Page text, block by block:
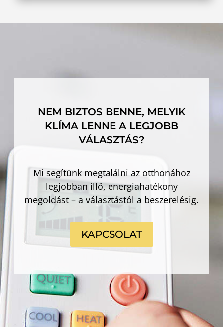
NEM BIZTOS BENNE, MELYIK
KLÍMA LENNE A LEGJOBB
VÁLASZTÁS?
Mi segítünk megtalálni az otthonához
legjobban illő, energiahatékony
megoldást – a választástól a beszerelésig.
KAPCSOLAT